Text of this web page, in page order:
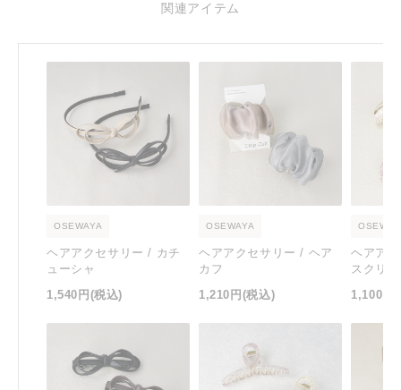
関連アイテム
OSEWAYA
ヘアアクセサリー / カチ
ューシャ
1,540円(税込)
OSEWAYA
ヘアアクセサリー / ヘア
カフ
1,210円(税込)
ヘアア
スクリ
1,100円